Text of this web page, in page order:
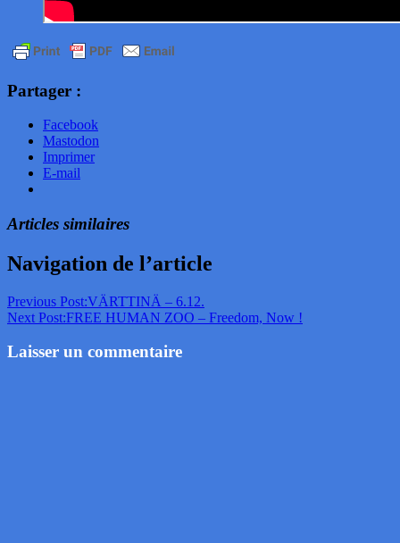
Partager :
Facebook
Mastodon
Imprimer
E-mail
Articles similaires
Navigation de l’article
Previous Post:VÄRTTINÄ – 6.12.
Next Post:FREE HUMAN ZOO – Freedom, Now !
Laisser un commentaire